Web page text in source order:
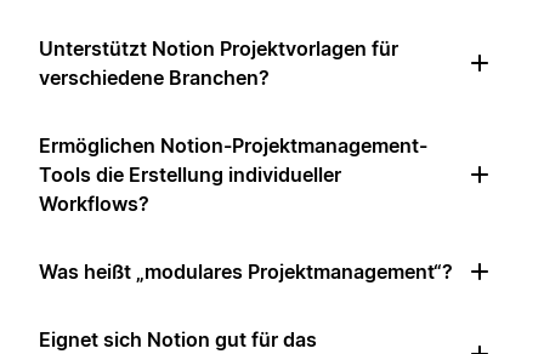
Unterstützt Notion Projektvorlagen für
verschiedene Branchen?
Ermöglichen Notion-Projektmanagement-
Tools die Erstellung individueller
Workflows?
Was heißt „modulares Projektmanagement“?
Eignet sich Notion gut für das